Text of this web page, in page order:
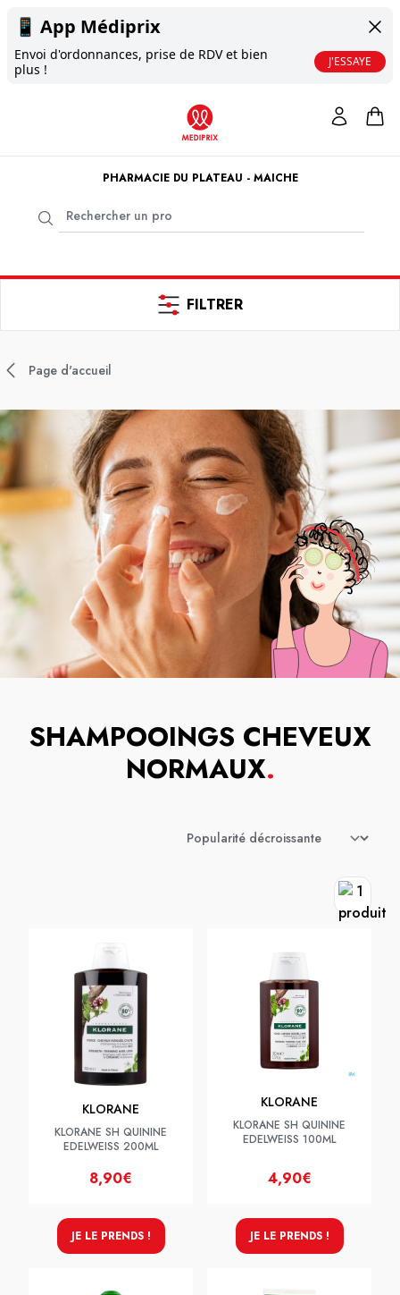
📱 App Médiprix
Envoi d'ordonnances, prise de RDV et bien
plus !
J'ESSAYE
PHARMACIE DU PLATEAU - MAICHE
FILTRER
Page d'accueil
SHAMPOOINGS CHEVEUX
NORMAUX.
KLORANE
KLORANE SH QUININE
EDELWEISS 200ML
8,90€
JE LE PRENDS !
KLORANE
KLORANE SH QUININE
EDELWEISS 100ML
4,90€
JE LE PRENDS !